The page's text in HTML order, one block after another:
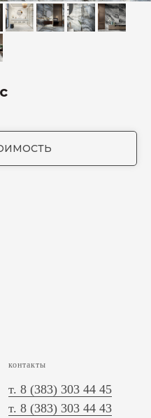
контакты
т. 8 (383) 303 44 45
т. 8 (383) 303 44 43